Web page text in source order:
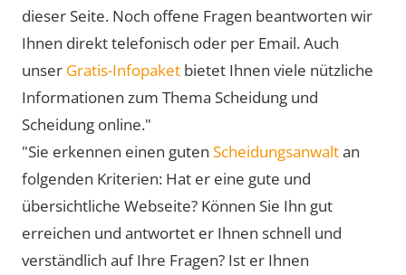
dieser Seite. Noch offene Fragen beantworten wir
Ihnen direkt telefonisch oder per Email. Auch
unser Gratis-Infopaket bietet Ihnen viele nützliche
Informationen zum Thema Scheidung und
Scheidung online."
"Sie erkennen einen guten Scheidungsanwaltan
folgenden Kriterien: Hat er eine gute und
übersichtliche Webseite? Können Sie Ihn gut
erreichen und antwortet er Ihnen schnell und
verständlich auf Ihre Fragen? Ist er Ihnen